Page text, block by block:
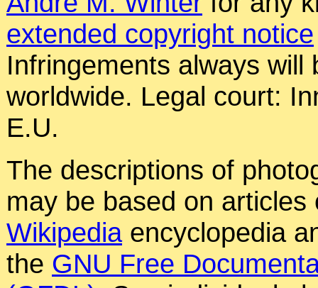
extended copyright notice
Infringements always will
worldwide. Legal court:
E.U.
The descriptions of
may be based on articles
Wikipediaencyclopedia
the GNU Free